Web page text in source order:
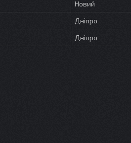
Новий
Дніпро
Дніпро